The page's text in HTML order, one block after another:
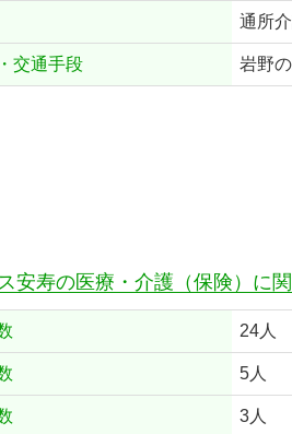
通所
交通手段 岩野
安寿の医療・介護（保険）に
24人
5人
3人